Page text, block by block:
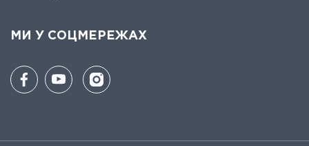
МИ У СОЦМЕРЕЖАХ